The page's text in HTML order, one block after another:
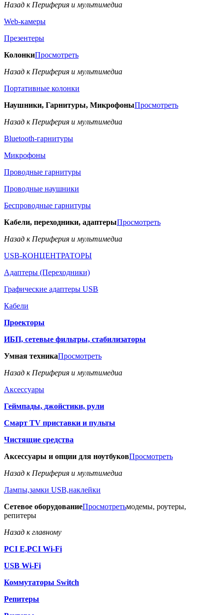
Назад к Периферия и мультимедиа
Web-камеры
Презентеры
КолонкиПросмотреть
Назад к Периферия и мультимедиа
Портативные колонки
Наушники, Гарнитуры, МикрофоныПросмотреть
Назад к Периферия и мультимедиа
Bluetooth-гарнитуры
Микрофоны
Проводные гарнитуры
Проводные наушники
Беспроводные гарнитуры
Кабели, переходники, адаптерыПросмотреть
Назад к Периферия и мультимедиа
USB-КОНЦЕНТРАТОРЫ
Адаптеры (Переходники)
Графические адаптеры USB
Кабели
Проекторы
ИБП, сетевые фильтры, стабилизаторы
Умная техникаПросмотреть
Назад к Периферия и мультимедиа
Аксессуары
Геймпады, джойстики, рули
Смарт TV приставки и пульты
Чистящие средства
Аксессуары и опции для ноутбуковПросмотреть
Назад к Периферия и мультимедиа
Лампы,замки USB,наклейки
Сетевое оборудованиеПросмотретьмодемы, роутеры,
репитеры
Назад к главному
PCI E,PCI Wi-Fi
USB Wi-Fi
Коммутаторы Switch
Репитеры